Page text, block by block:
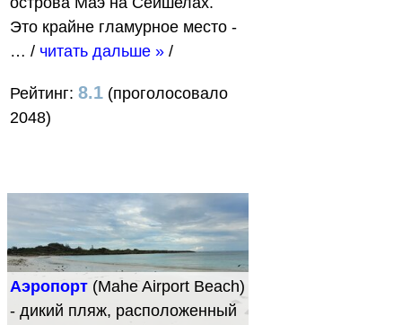
Это крайне гламурное место -
… / читать дальше » /
Рейтинг: 8.1 (проголосовало
2048)
Аэропорт (Mahe Airport Beach)
- дикий пляж, расположенный